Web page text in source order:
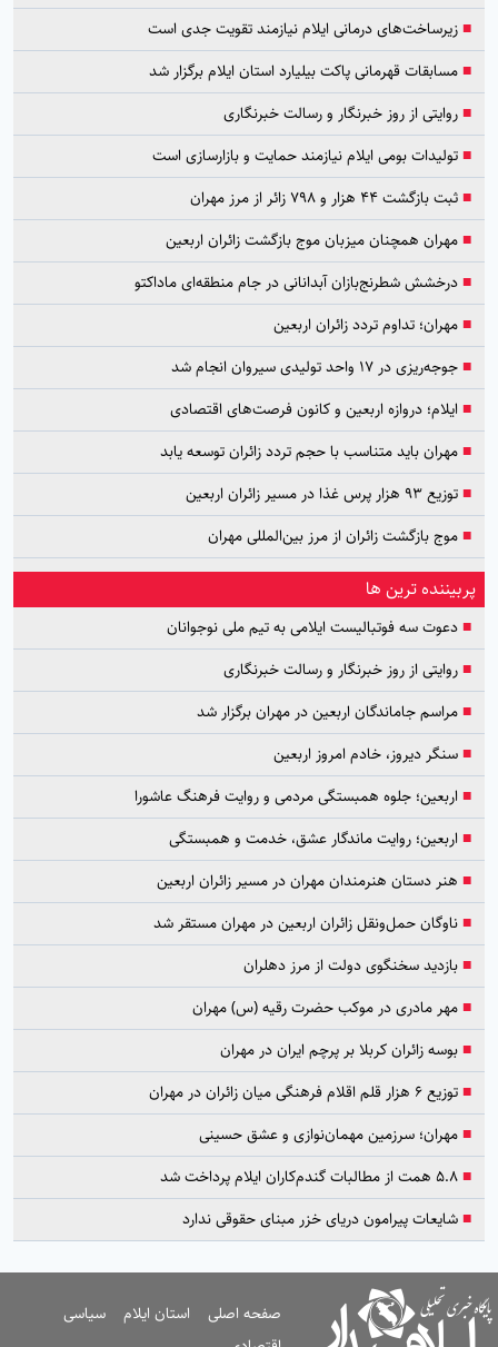
■زیرساخت‌های درمانی ایلام نیازمند تقویت جدی است
■مسابقات قهرمانی پاکت بیلیارد استان ایلام برگزار شد
■روایتی از روز خبرنگار و رسالت خبرنگاری
■تولیدات بومی ایلام نیازمند حمایت و بازارسازی است
■ثبت بازگشت ۴۴ هزار و ۷۹۸ زائر از مرز مهران
■مهران همچنان میزبان موج بازگشت زائران اربعین
■درخشش شطرنج‌بازان آبدانانی در جام منطقه‌ای ماداکتو
■مهران؛ تداوم تردد زائران اربعین
■جوجه‌ریزی در ۱۷ واحد تولیدی سیروان انجام شد
■ ایلام؛ دروازه اربعین و کانون فرصت‌های اقتصادی
■مهران باید متناسب با حجم تردد زائران توسعه یابد
■توزیع ۹۳ هزار پرس غذا در مسیر زائران اربعین
■موج بازگشت زائران از مرز بین‌المللی مهران
پربیننده ترین ها
■دعوت سه فوتبالیست ایلامی به تیم ملی نوجوانان
■روایتی از روز خبرنگار و رسالت خبرنگاری
■مراسم جاماندگان اربعین در مهران برگزار شد
■سنگر دیروز، خادم امروز اربعین
■ اربعین؛ جلوه همبستگی مردمی و روایت فرهنگ عاشورا
■ اربعین؛ روایت ماندگار عشق، خدمت و همبستگی
■ هنر دستان هنرمندان مهران در مسیر زائران اربعین
■ناوگان حمل‌ونقل زائران اربعین در مهران مستقر شد
■بازدید سخنگوی دولت از مرز دهلران
■مهر مادری در موکب حضرت رقیه (س) مهران
■بوسه زائران کربلا بر پرچم ایران در مهران
■توزیع ۶ هزار قلم اقلام فرهنگی میان زائران در مهران
■مهران؛ سرزمین مهمان‌نوازی و عشق حسینی
■۵.۸ همت از مطالبات گندم‌کاران ایلام پرداخت شد
■شایعات پیرامون دریای خزر مبنای حقوقی ندارد
صفحه اصلی استان ایلام
سیاسی